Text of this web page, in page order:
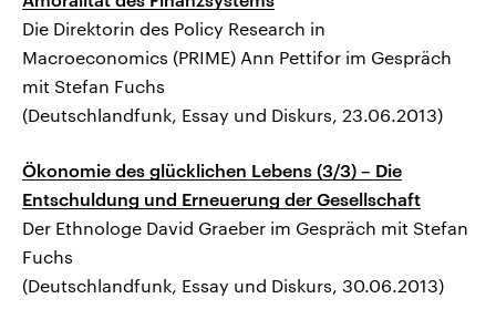
Die Direktorin des Policy Research in
Macroeconomics (PRIME) Ann Pettifor im Gespräch
mit Stefan Fuchs
(Deutschlandfunk, Essay und Diskurs, 23.06.2013)
Ökonomie des glücklichen Lebens (3/3) – Die
Entschuldung und Erneuerung der Gesellschaft
Der Ethnologe David Graeber im Gespräch mit Stefan
Fuchs
(Deutschlandfunk, Essay und Diskurs, 30.06.2013)